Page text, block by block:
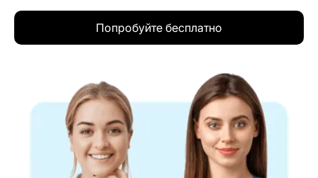
Попробуйте бесплатно